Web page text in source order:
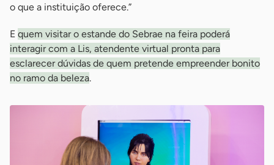
o que a instituição oferece.”
E quem visitar o estande do Sebrae na feira poderá
interagir com a Lis, atendente virtual pronta para
esclarecer dúvidas de quem pretende empreender bonito
no ramo da beleza.